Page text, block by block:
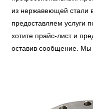
из нержавеющей стали
предоставляем услуги
хотите прайс-лист и
оставив сообщение. Мы